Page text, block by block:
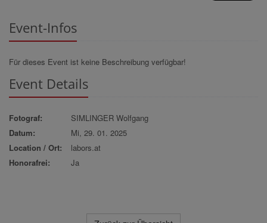
Event-Infos
Für dieses Event ist keine Beschreibung verfügbar!
Event Details
Fotograf:
SIMLINGER Wolfgang
Datum:
Mi, 29. 01. 2025
Location / Ort:
labors.at
Honorafrei:
Ja